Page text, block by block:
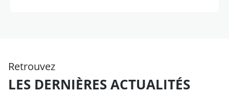
Retrouvez
LES DERNIÈRES ACTUALITÉS